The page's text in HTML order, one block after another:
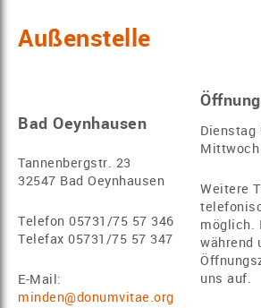
Außenstelle
Bad Oeynhausen
Tannenbergstr. 23
32547 Bad Oeynhausen
Telefon 05731/75 57 346
Telefax 05731/75 57 347
E-Mail:
minden@donumvitae.org
Dienstag
Mittwoch
Weitere
möglich.
während
uns auf.